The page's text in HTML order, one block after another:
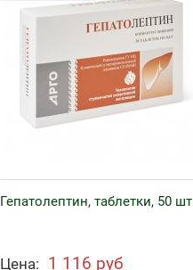
Гепатолептин, таблетки, 50 шт
Цена: 1 116 руб